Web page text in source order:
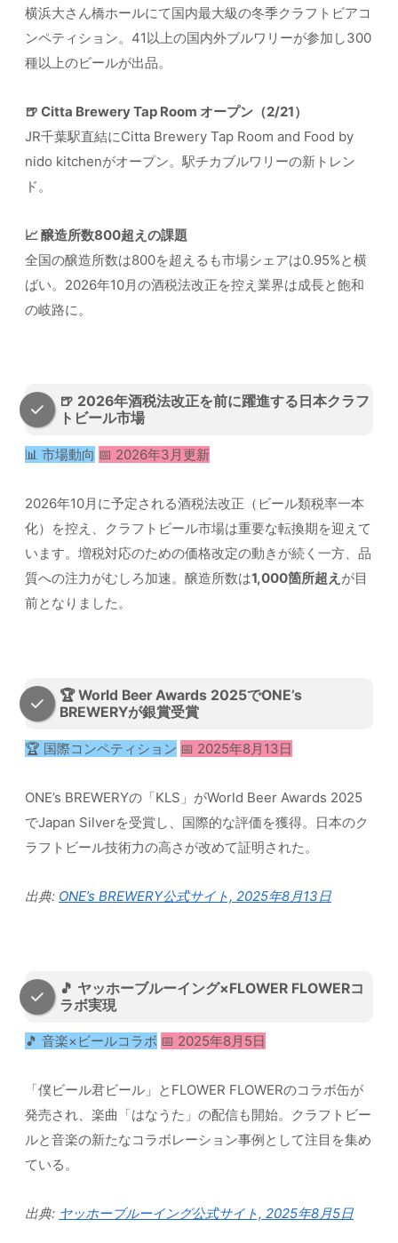
横浜大さん橋ホールにて国内最大級の冬季クラフトビアコ
ンペティション。41以上の国内外ブルワリーが参加し300
種以上のビールが出品。
🍺 Citta Brewery Tap Room オープン（2/21）
JR千葉駅直結にCitta Brewery Tap Room and Food by
nido kitchenがオープン。駅チカブルワリーの新トレン
ド。
📈 醸造所数800超えの課題
全国の醸造所数は800を超えるも市場シェアは0.95%と横
ばい。2026年10月の酒税法改正を控え業界は成長と飽和
の岐路に。
🍺 2026年酒税法改正を前に躍進する日本クラフ
トビール市場
📊 市場動向 📅 2026年3月更新
2026年10月に予定される酒税法改正（ビール類税率一本
化）を控え、クラフトビール市場は重要な転換期を迎えて
います。増税対応のための価格改定の動きが続く一方、品
質への注力がむしろ加速。醸造所数は1,000箇所超え が目
前となりました。
🏆 World Beer Awards 2025でONE’s
BREWERYが銀賞受賞
🏆 国際コンペティション 📅 2025年8月13日
ONE’s BREWERYの「KLS」がWorld Beer Awards 2025
でJapan Silverを受賞し、国際的な評価を獲得。日本のク
ラフトビール技術力の高さが改めて証明された。
出典: ONE’s BREWERY公式サイト, 2025年8月13日
🎵 ヤッホーブルーイング×FLOWER FLOWERコ
ラボ実現
🎵 音楽×ビールコラボ 📅 2025年8月5日
「僕ビール君ビール」とFLOWER FLOWERのコラボ缶が
発売され、楽曲「はなうた」の配信も開始。クラフトビー
ルと音楽の新たなコラボレーション事例として注目を集め
ている。
出典: ヤッホーブルーイング公式サイト, 2025年8月5日